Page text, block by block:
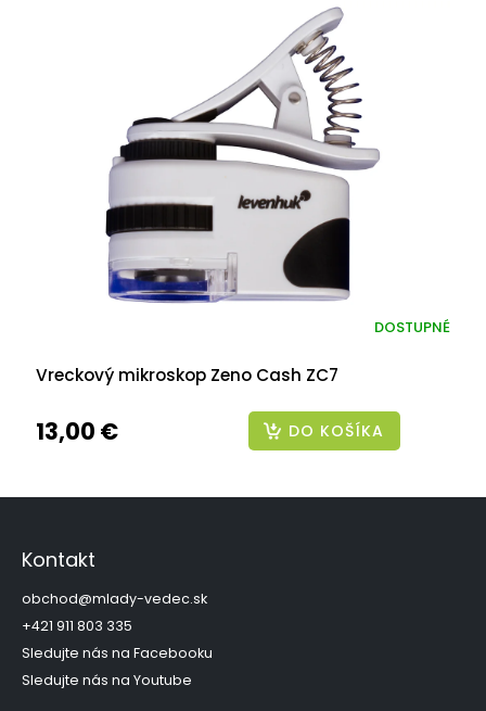
Vreckový mikroskop Zeno Cash ZC7
DOSTUPNÉ
13,00 € DO KOŠÍKA
Kontakt
obchod@mlady-vedec.sk
+421 911 803 335
Sledujte nás na Facebooku
Sledujte nás na Youtube